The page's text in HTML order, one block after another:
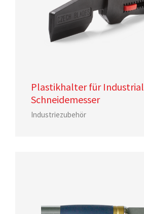
Plastikhalter für Industrial
Schneidemesser
Industriezubehör